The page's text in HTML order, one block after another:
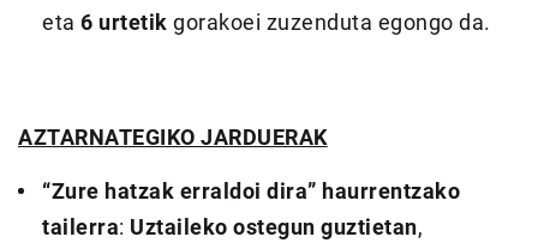
eta6 urtetikgorakoei zuzenduta egongo da.
AZTARNATEGIKO JARDUERAK
“Zure hatzak erraldoi dira” haurrentzako
tailerra: Uztaileko ostegun guztietan,